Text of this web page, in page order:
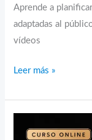
Aprende a
adaptadas al
vídeos
Curso
2.0:
Leer más »